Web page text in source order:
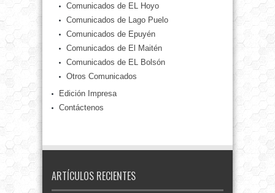
Comunicados de EL Hoyo
Comunicados de Lago Puelo
Comunicados de Epuyén
Comunicados de El Maitén
Comunicados de EL Bolsón
Otros Comunicados
Edición Impresa
Contáctenos
ARTÍCULOS RECIENTES